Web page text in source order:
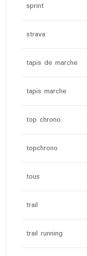
sprint
strava
tapis de marche
tapis marche
top chrono
topchrono
tous
trail
trail running